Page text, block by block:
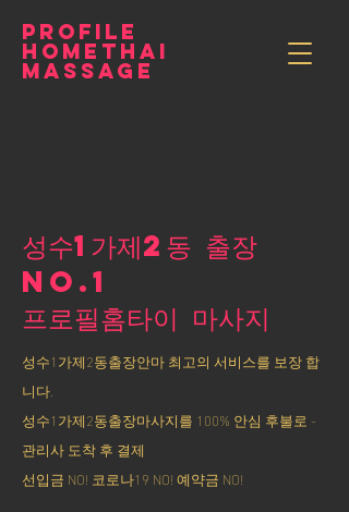
PROFILE
HOMETHAI
MASSAGE
성수1가제2동 출장
NO.1
​프로필홈타이 마사지
성수1가제2동출장안마 최고의 서비스를 보장 합
니다.
성수1가제2동출장마사지를 100% 안심 후불로 -
관리사 도착 후 결제
선입금 NO! 코로나19 NO! 예약금 NO!